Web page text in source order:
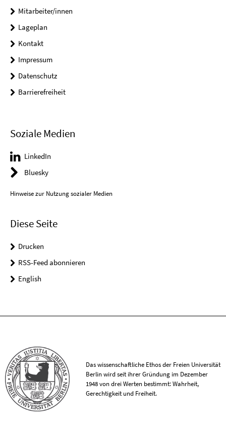
Mitarbeiter/innen
Lageplan
Kontakt
Impressum
Datenschutz
Barrierefreiheit
Soziale Medien
LinkedIn
Bluesky
Hinweise zur Nutzung sozialer Medien
Diese Seite
Drucken
RSS-Feed abonnieren
English
Das wissenschaftliche Ethos der Freien Universität
Berlin wird seit ihrer Gründung im Dezember
1948 von drei Werten bestimmt: Wahrheit,
Gerechtigkeit und Freiheit.